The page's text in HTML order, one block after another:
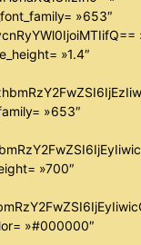
»653″
»1.4″
»653″
»700″
»#000000″